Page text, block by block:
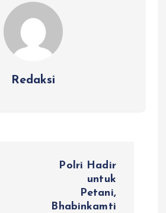
Redaksi
Polri Hadir
untuk
Petani,
Bhabinkamti